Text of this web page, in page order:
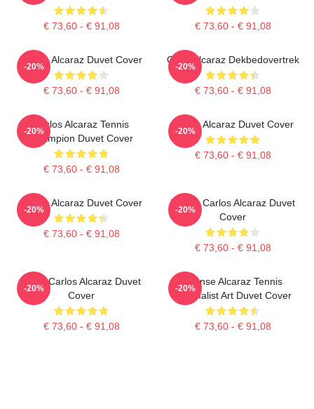
€ 73,60 - € 91,08 € 73,60 - € 91,08
Carlos Alcaraz Duvet Cover
€ 73,60 - € 91,08
-20%
Carlo Alcaraz Dekbedovertrek
€ 73,60 - € 91,08
-20%
Carlos Alcaraz Tennis
Champion Duvet Cover
€ 73,60 - € 91,08
-20%
Carlos Alcaraz Duvet Cover
€ 73,60 - € 91,08
-20%
Carlos Alcaraz Duvet Cover
€ 73,60 - € 91,08
-20%
Tennis Carlos Alcaraz Duvet
Cover
€ 73,60 - € 91,08
-20%
Tenis Carlos Alcaraz Duvet
Cover
€ 73,60 - € 91,08
-20%
Intense Alcaraz Tennis
Minimalist Art Duvet Cover
€ 73,60 - € 91,08
-20%